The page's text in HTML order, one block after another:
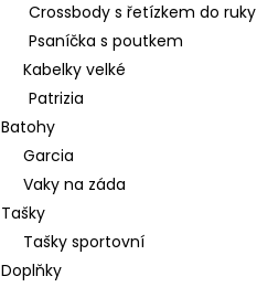
Crossbody s řetízkem do ruky
Psaníčka s poutkem
Kabelky velké
Patrizia
Batohy
Garcia
Vaky na záda
Tašky
Tašky sportovní
Doplňky